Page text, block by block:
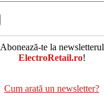
Abonează-te la newsletterul
ElectroRetail.ro!
Cum arată un newsletter?